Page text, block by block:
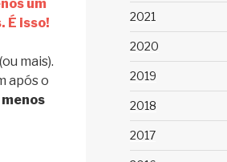
um
É isso!
mais).
após o
2021
2020
2019
2018
2017